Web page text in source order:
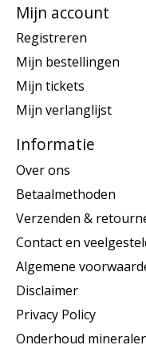
Mijn account
Registreren
Mijn bestellingen
Mijn tickets
Mijn verlanglijst
Informatie
Over ons
Betaalmethoden
Verzenden &
Contact en
Algemene
Disclaimer
Privacy Policy
Onderhoud